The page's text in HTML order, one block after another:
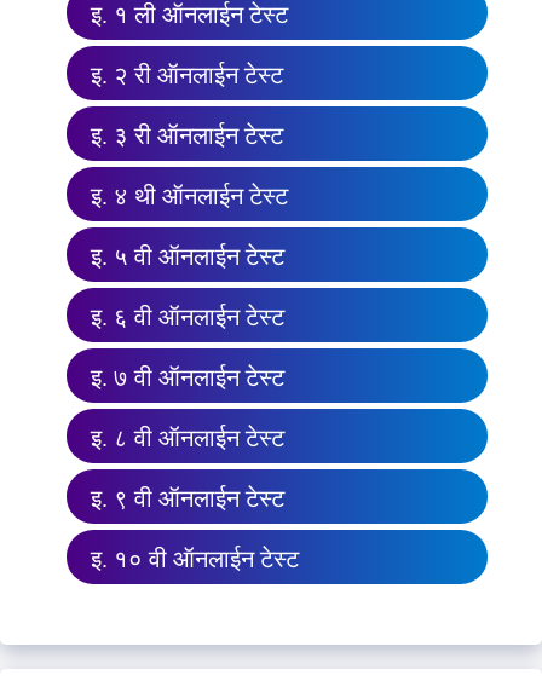
इ. १ ली ऑनलाईन टेस्ट
इ. २ री ऑनलाईन टेस्ट
इ. ३ री ऑनलाईन टेस्ट
इ. ४ थी ऑनलाईन टेस्ट
इ. ५ वी ऑनलाईन टेस्ट
इ. ६ वी ऑनलाईन टेस्ट
इ. ७ वी ऑनलाईन टेस्ट
इ. ८ वी ऑनलाईन टेस्ट
इ. ९ वी ऑनलाईन टेस्ट
इ. १० वी ऑनलाईन टेस्ट